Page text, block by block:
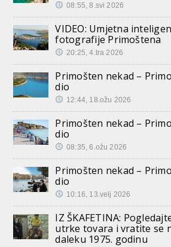
08:55, 8.svi 2026
VIDEO: Umjetna
fotografije Primoštena
20:25, 4.tra 2026
Primošten nekad –
dio
12:44, 18.ožu 2026
Primošten nekad –
dio
08:35, 6.ožu 2026
Primošten nekad –
dio
10:16, 13.velj 2026
IZ ŠKAFETINA:
utrke tovara i vratite se
daleku 1975. godinu